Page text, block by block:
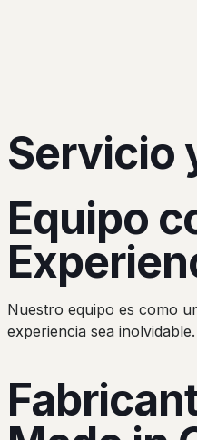
Servicio
Equipo
Nuestro equipo es como
experiencia sea inolvidable.